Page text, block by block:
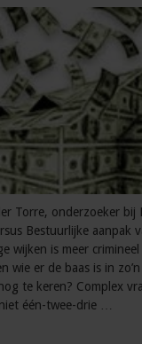
Torre, onderzoeker bij
Bestuurlijke aanpak
wijken is meer
wie er de baas is in
te keren? Complex
één-twee-drie …